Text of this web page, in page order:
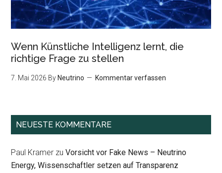
Wenn Künstliche Intelligenz lernt, die
richtige Frage zu stellen
7. Mai 2026 By Neutrino Kommentar verfassen
NEUESTE KOMMENTARE
Paul Kramer zuVorsicht vor Fake News – Neutrino
Energy, Wissenschaftler setzen auf Transparenz